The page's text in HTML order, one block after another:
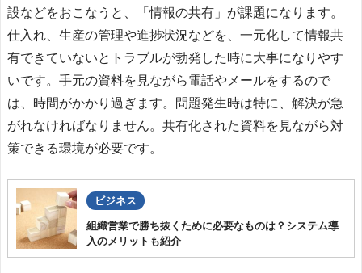
設などをおこなうと、「情報の共有」が課題になります。
仕入れ、生産の管理や進捗状況などを、一元化して情報共
有できていないとトラブルが勃発した時に大事になりやす
いです。手元の資料を見ながら電話やメールをするので
は、時間がかかり過ぎます。問題発生時は特に、解決が急
がれなければなりません。共有化された資料を見ながら対
策できる環境が必要です。
ビジネス
組織営業で勝ち抜くために必要なものは？システム導
入のメリットも紹介